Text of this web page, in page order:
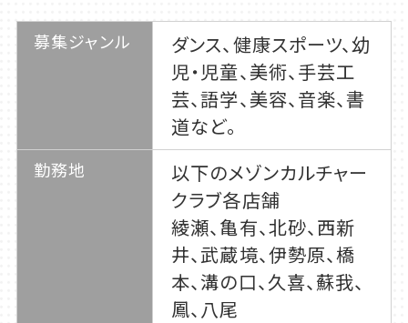
募集ジャンル
ダンス、健康スポーツ、幼
児・児童、美術、手芸工
芸、語学、美容、音楽、書
道など。
勤務地
以下のメゾンカルチャー
クラブ各店舗
綾瀬、亀有、北砂、西新
井、武蔵境、伊勢原、橋
本、溝の口、久喜、蘇我、
鳳、八尾